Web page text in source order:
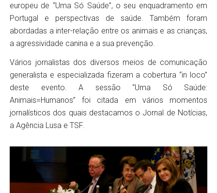
europeu de “Uma Só Saúde”, o seu enquadramento em
Portugal e perspectivas de saúde. Também foram
abordadas a inter-relação entre os animais e as crianças,
a agressividade canina e a sua prevenção.
Vários jornalistas dos diversos meios de comunicação
generalista e especializada fizeram a cobertura “in loco”
deste evento. A sessão “Uma Só Saúde:
Animais=Humanos” foi citada em vários momentos
jornalísticos dos quais destacamos o Jornal de Notícias,
a Agência Lusa e TSF.